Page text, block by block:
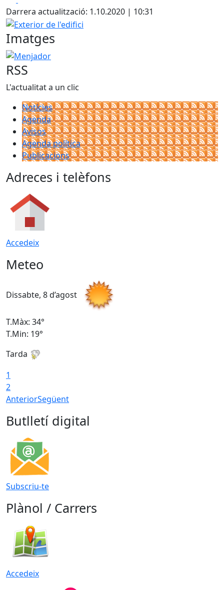
+
−
Darrera actualització: 1.10.2020 | 10:31
Exterior de l'edifici
Imatges
Menjador
RSS
L'actualitat a un clic
Notícies
Agenda
Avisos
Agenda política
Publicacions
Adreces i telèfons
Accedeix
Meteo
Dissabte, 8 d’agost
T.Màx: 34°
T.Min: 19°
Tarda
1
2
AnteriorSegüent
Butlletí digital
Subscriu-te
Plànol / Carrers
Accedeix